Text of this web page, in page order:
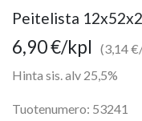
Peitelista
6,90€/kpl
(3,14
Hinta sis. alv 25,5%
Tuotenumero: 53241